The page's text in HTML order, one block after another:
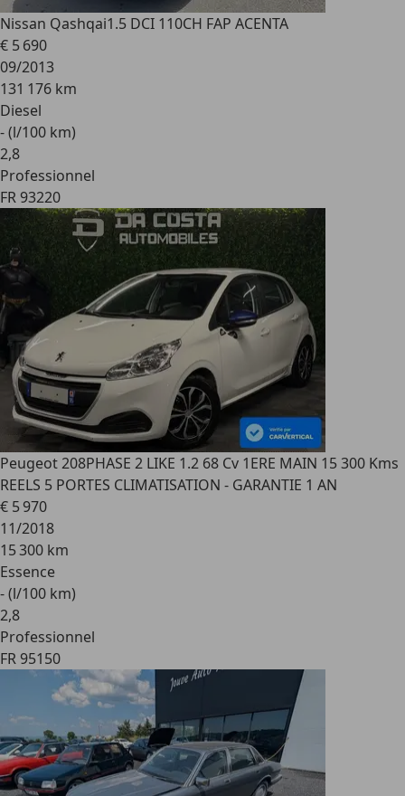
Nissan Qashqai1.5 DCI 110CH FAP ACENTA
€ 5 690
09/2013
131 176 km
Diesel
- (l/100 km)
2,8
Professionnel
FR 93220
Peugeot 208PHASE 2 LIKE 1.2 68 Cv 1ERE MAIN 15 300 Kms
REELS 5 PORTES CLIMATISATION - GARANTIE 1 AN
€ 5 970
11/2018
15 300 km
Essence
- (l/100 km)
2,8
Professionnel
FR 95150